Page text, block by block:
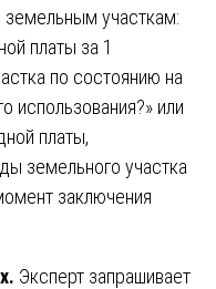
участкам:
платы за 1
по состоянию на
использования?» или
платы,
земельного участка
заключения
Эксперт запрашивает